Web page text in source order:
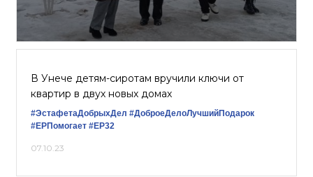
В Унече детям-сиротам вручили ключи от
квартир в двух новых домах
#ЭстафетаДобрыхДел #ДоброеДелоЛучшийПодарок
#ЕРПомогает #ЕР32
07.10.23